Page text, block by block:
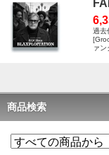
過去
ァ
商品検索